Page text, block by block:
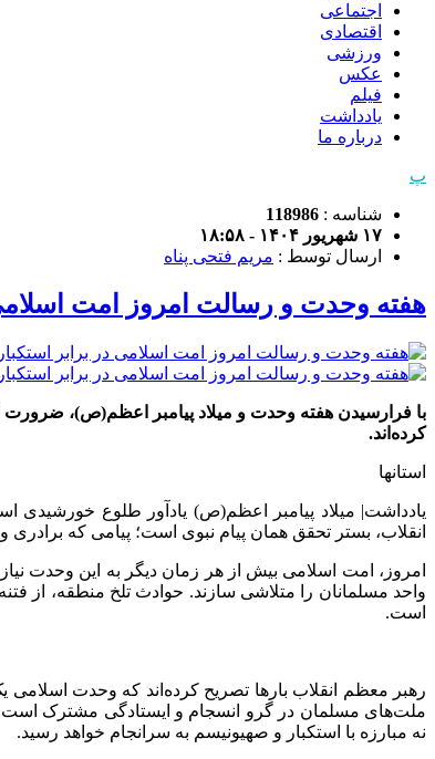
اجتماعی
اقتصادی
ورزشی
عکس
فیلم
یادداشت
درباره ما
پ
شناسه : 118986
۱۷ شهریور ۱۴۰۴ - ۱۸:۵۸
ارسال توسط : مریم فتحی پناه
هفته وحدت و رسالت امروز امت اسلامی
با فرارسیدن هفته وحدت و میلاد پیامبر اعظم(ص)، ضرورت
کرده‌اند.
استانها
یادداشت| میلاد پیامبر اعظم(ص) یادآور طلوع خورشیدی
انقلاب، بستر تحقق همان پیام نبوی است؛ پیامی که
امروز، امت اسلامی بیش از هر زمان دیگر به این وحدت
واحد مسلمانان را متلاشی سازند. حوادث تلخ منطقه، از
است.
رهبر معظم انقلاب بارها تصریح کرده‌اند که وحدت
ملت‌های مسلمان در گرو انسجام و ایستادگی مشترک
نه مبارزه با استکبار و صهیونیسم به سرانجام خواهد رسید.